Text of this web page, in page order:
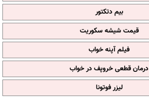
بیم دتکتور
قیمت شیشه سکوریت
فیلم آپنه خواب
درمان قطعی خروپف در خواب
لیزر فوتونا